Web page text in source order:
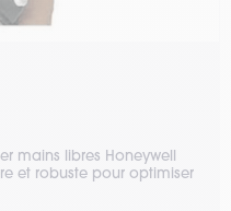
mains libres Honeywell
et robuste pour optimiser